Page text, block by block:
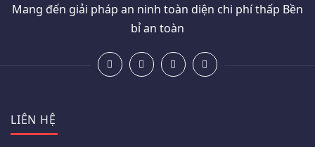
Mang đến giải pháp an ninh toàn diện chi phí thấp Bền
bỉ an toàn
LIÊN HỆ